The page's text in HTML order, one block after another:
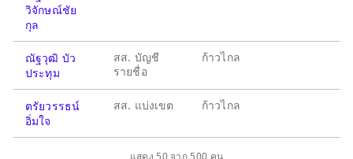
วิจักษณ์ชัย
กุล
ณัฐวุฒิ บัว
ประทุม
สส. บัญชี
รายชื่อ
ก้าวไกล
ตรัยวรรธน์
อิ่มใจ
สส. แบ่งเขต ก้าวไกล
แสดง 50 จาก 500 คน